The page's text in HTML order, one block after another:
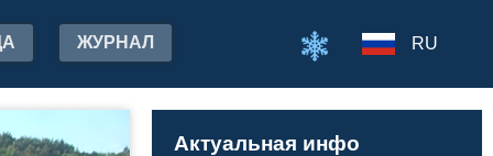
ЖУРНАЛ RU
Актуальная инфо